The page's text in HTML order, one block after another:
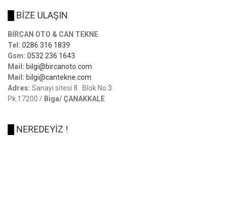
BİZE ULAŞIN
BİRCAN OTO & CAN TEKNE
Tel: 0286 316 1839
Gsm: 0532 236 1643
Mail: bilgi@bircanoto.com
Mail: bilgi@cantekne.com
Adres: Sanayi sitesi 8 . Blok No:3
Pk.17200 / Biga/ ÇANAKKALE
NEREDEYİZ !